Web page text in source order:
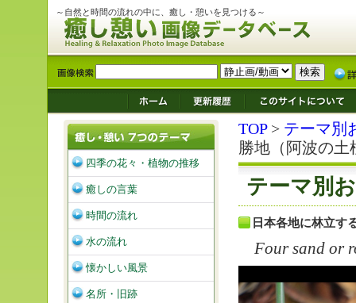
～自然と時間の流れの中に、癒し・憩いを見つける～
TOP> テーマ別
勝地（阿波の土
テーマ別
日本各地に林立す
Four sand or
四季の花々・植物の推移
癒しの言葉
時間の流れ
水の流れ
懐かしい風景
名所・旧跡